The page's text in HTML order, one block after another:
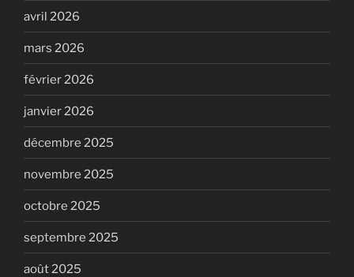
avril 2026
mars 2026
février 2026
janvier 2026
décembre 2025
novembre 2025
octobre 2025
septembre 2025
août 2025